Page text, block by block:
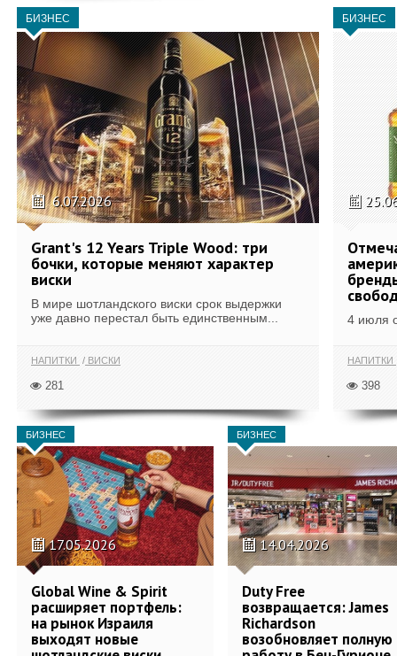
БИЗНЕС
6.07.2026
Grant's 12 Years Triple Wood: три
бочки, которые меняют характер
виски
В мире шотландского виски срок выдержки
уже давно перестал быть единственным...
НАПИТКИ ВИСКИ
281
БИЗНЕС
4 июля
НАПИТКИ
398
БИЗНЕС
17.05.2026
Global Wine & Spirit
расширяет портфель:
на рынок Израиля
выходят новые
БИЗНЕС
14.04.2026
Duty Free
возвращается: James
Richardson
возобновляет полную